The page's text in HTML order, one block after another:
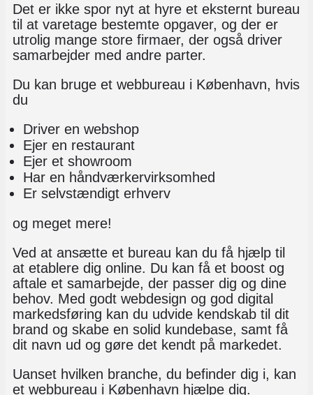
Det er ikke spor nyt at hyre et eksternt bureau
til at varetage bestemte opgaver, og der er
utrolig mange store firmaer, der også driver
samarbejder med andre parter.
Du kan bruge et webbureau i København, hvis
du
Driver en webshop
Ejer en restaurant
Ejer et showroom
Har en håndværkervirksomhed
Er selvstændigt erhverv
og meget mere!
Ved at ansætte et bureau kan du få hjælp til
at etablere dig online. Du kan få et boost og
aftale et samarbejde, der passer dig og dine
behov. Med godt webdesign og god digital
markedsføring kan du udvide kendskab til dit
brand og skabe en solid kundebase, samt få
dit navn ud og gøre det kendt på markedet.
Uanset hvilken branche, du befinder dig i, kan
et webbureau i København hjælpe dig.